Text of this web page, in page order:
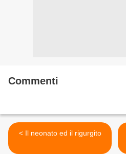
Commenti
< Il neonato ed il rigurgito